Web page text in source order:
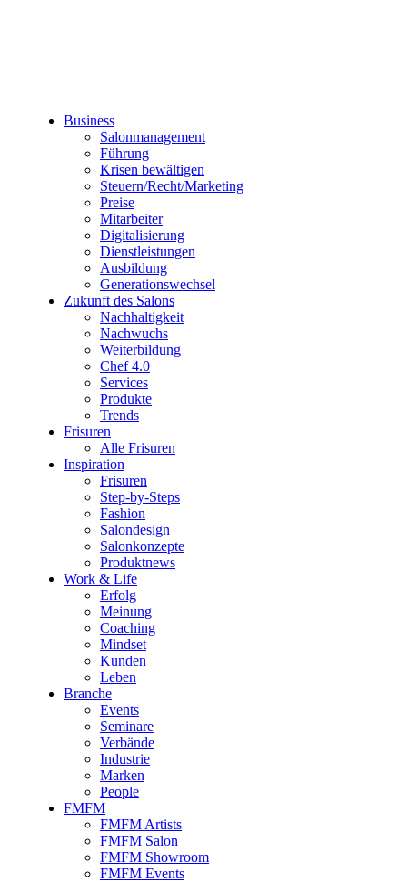
Business
Salonmanagement
Führung
Krisen bewältigen
Steuern/Recht/Marketing
Preise
Mitarbeiter
Digitalisierung
Dienstleistungen
Ausbildung
Generationswechsel
Zukunft des Salons
Nachhaltigkeit
Nachwuchs
Weiterbildung
Chef 4.0
Services
Produkte
Trends
Frisuren
Alle Frisuren
Inspiration
Frisuren
Step-by-Steps
Fashion
Salondesign
Salonkonzepte
Produktnews
Work & Life
Erfolg
Meinung
Coaching
Mindset
Kunden
Leben
Branche
Events
Seminare
Verbände
Industrie
Marken
People
FMFM
FMFM Artists
FMFM Salon
FMFM Showroom
FMFM Events